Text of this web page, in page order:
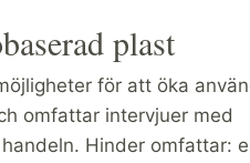
plast
för att öka
omfattar intervjuer med
Hinder omfattar: